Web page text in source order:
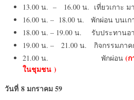
13.00 น. – 16.00 น. เที่ยวเกาะ ม
16.00 น. – 18.00 น. พักผ่อน บนเก
18.00 น. – 19.00 น. รับประทานอ
19.00 น. – 21.00 น. กิจกรรมภา
21.00 น. พักผ่อน (ก
ในชุมชน)
วันที่ 8 มกราคม 59